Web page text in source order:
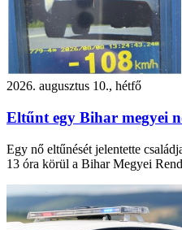
2026. augusztus 10., hétfő
Eltűnt egy Bihar megyei
Egy nő eltűnését jelentette
13 óra körül a Bihar Megyei